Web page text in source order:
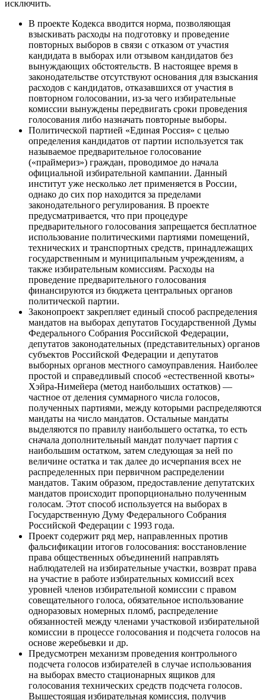
исключить.
В проекте Кодекса вводится норма, позволяющая
взыскивать расходы на подготовку и проведение
повторных выборов в связи с отказом от участия
кандидата в выборах или отзывом кандидатов без
вынуждающих обстоятельств. В настоящее время в
законодательстве отсутствуют основания для взыскания
расходов с кандидатов, отказавшихся от участия в
повторном голосовании, из-за чего избирательные
комиссии вынуждены передвигать сроки проведения
голосования либо назначать повторные выборы.
Политической партией «Единая Россия» с целью
определения кандидатов от партии используется так
называемое предварительное голосование
(«праймериз») граждан, проводимое до начала
официальной избирательной кампании. Данный
институт уже несколько лет применяется в России,
однако до сих пор находится за пределами
законодательного регулирования. В проекте
предусматривается, что при процедуре
предварительного голосования запрещается бесплатное
использование политическими партиями помещений,
технических и транспортных средств, принадлежащих
государственным и муниципальным учреждениям, а
также избирательным комиссиям. Расходы на
проведение предварительного голосования
финансируются из бюджета центральных органов
политической партии.
Законопроект закрепляет единый способ распределения
мандатов на выборах депутатов Государственной Думы
Федерального Собрания Российской Федерации,
депутатов законодательных (представительных) органов
субъектов Российской Федерации и депутатов
выборных органов местного самоуправления. Наиболее
простой и справедливый способ «естественной квоты»
Хэйра-Нимейера (метод наибольших остатков) —
частное от деления суммарного числа голосов,
полученных партиями, между которыми распределяются
мандаты на число мандатов. Остальные мандаты
выделяются по правилу наибольшего остатка, то есть
сначала дополнительный мандат получает партия с
наибольшим остатком, затем следующая за ней по
величине остатка и так далее до исчерпания всех не
распределенных при первичном распределении
мандатов. Таким образом, предоставление депутатских
мандатов происходит пропорционально полученным
голосам. Этот способ используется на выборах в
Государственную Думу Федерального Собрания
Российской Федерации с 1993 года.
Проект содержит ряд мер, направленных против
фальсификации итогов голосования: восстановление
права общественных объединений направлять
наблюдателей на избирательные участки, возврат права
на участие в работе избирательных комиссий всех
уровней членов избирательной комиссии с правом
совещательного голоса, обязательное использование
одноразовых номерных пломб, распределение
обязанностей между членами участковой избирательной
комиссии в процессе голосования и подсчета голосов на
основе жеребьевки и др.
Предусмотрен механизм проведения контрольного
подсчета голосов избирателей в случае использования
на выборах вместо стационарных ящиков для
голосования технических средств подсчета голосов.
Вышестоящая избирательная комиссия, получив